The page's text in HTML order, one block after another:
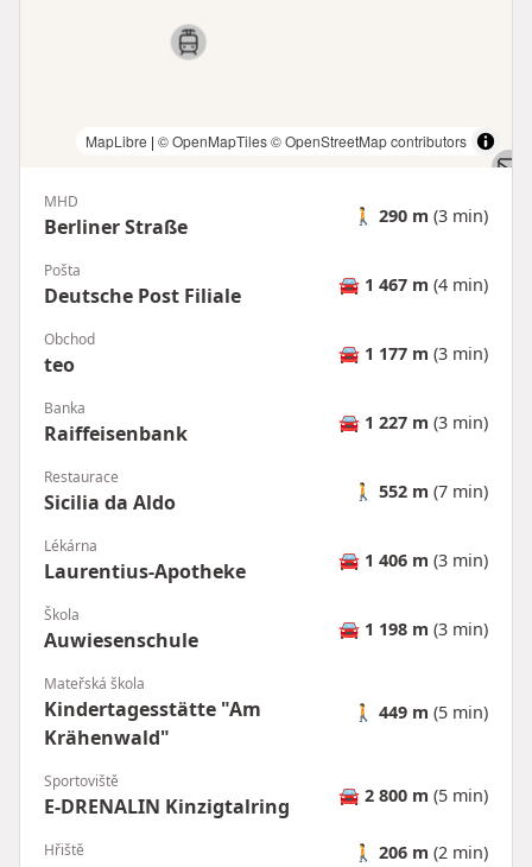
MapLibre | © OpenMapTiles© OpenStreetMap contributors
MHD
Berliner Straße 🚶 290 m (3 min)
Pošta
Deutsche Post Filiale 🚘 1 467 m (4 min)
Obchod
teo 🚘 1 177 m (3 min)
Banka
Raiffeisenbank 🚘 1 227 m (3 min)
Restaurace
Sicilia da Aldo 🚶 552 m (7 min)
Lékárna
Laurentius-Apotheke 🚘 1 406 m (3 min)
Škola
Auwiesenschule 🚘 1 198 m (3 min)
Mateřská škola
Kindertagesstätte "Am
Krähenwald"
🚶 449 m (5 min)
Sportoviště
E-DRENALIN Kinzigtalring 🚘 2 800 m (5 min)
Hřiště 🚶 206 m (2 min)